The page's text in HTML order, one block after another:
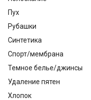
Пух
Рубашки
Синтетика
Спорт/мембрана
Темное белье/джинсы
Удаление пятен
Хлопок